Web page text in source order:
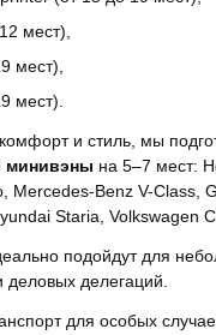
мест),
мест),
мест).
и стиль, мы
минивэны на 5–7 мест:
Mercedes-Benz V-Class,
Staria, Volkswagen
подойдут для
деловых делегаций.
для особых